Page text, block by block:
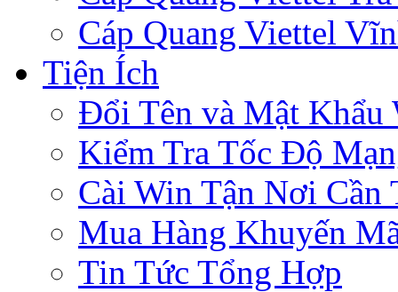
Cáp Quang Viettel
Tiện Ích
Đổi Tên và Mật Khẩu
Kiểm Tra Tốc Độ
Cài Win Tận Nơi Cần
Mua Hàng Khuyến
Tin Tức Tổng Hợp